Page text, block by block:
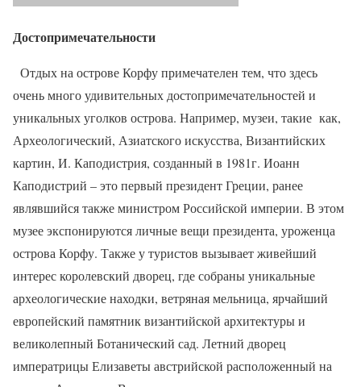
Достопримечательности
Отдых на острове Корфу примечателен тем, что здесь
очень много удивительных достопримечательностей и
уникальных уголков острова. Например, музеи, такие как,
Археологический, Азиатского искусства, Византийских
картин, И. Каподистрия, созданный в 1981г. Иоанн
Каподистрий – это первый президент Греции, ранее
являвшийся также министром Российской империи. В этом
музее экспонируются личные вещи президента, уроженца
острова Корфу. Также у туристов вызывает живейший
интерес королевский дворец, где собраны уникальные
археологические находки, ветряная мельница, ярчайший
европейский памятник византийской архитектуры и
великолепный Ботанический сад. Летний дворец
императрицы Елизаветы австрийской расположенный на